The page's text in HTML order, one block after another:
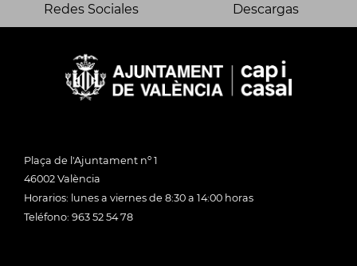
Redes Sociales Descargas
Plaça de l'Ajuntament nº 1
46002 València
Horarios: lunes a viernes de 8:30 a 14:00 horas
Teléfono: 963 52 54 78